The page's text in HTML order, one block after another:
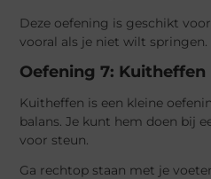
Deze oefening is geschikt
vooral als je niet wilt springen.
Oefening 7: Kuitheffen
Kuitheffen is een kleine
balans. Je kunt hem doen bij
voor steun.
Ga rechtop staan met je